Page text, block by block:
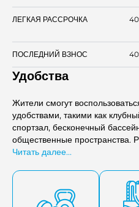
ЛЕГКАЯ РАССРОЧКА
ПОСЛЕДНИЙ ВЗНОС
Удобства
Жители смогут
удобствами, такими как
спортзал, бесконечный
общественные пространства.
развлекательные заведения,
удовлетворение всех
Читать далее...